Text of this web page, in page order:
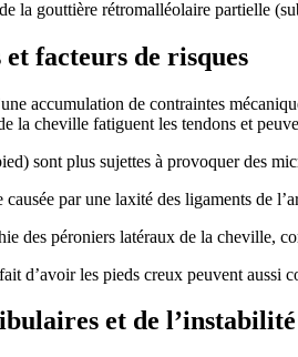
la gouttière rétromalléolaire partielle
facteurs de risques
accumulation de contraintes
la cheville fatiguent les tendons et
sont plus sujettes à provoquer des
par une laxité des ligaments de
des péroniers latéraux de la cheville,
d’avoir les pieds creux peuvent aussi
et de